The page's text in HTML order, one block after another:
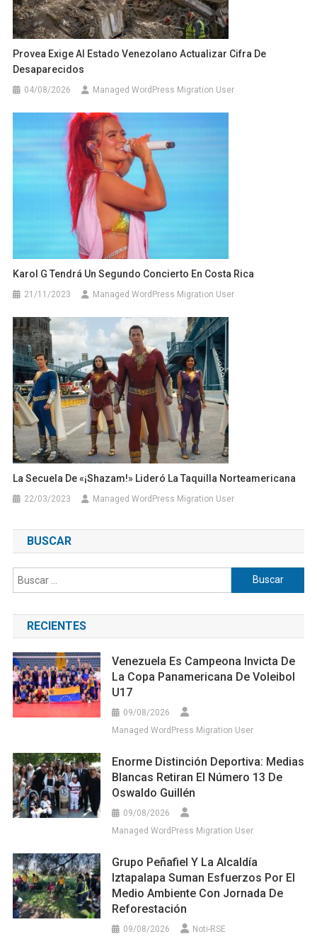
Provea Exige Al Estado Venezolano Actualizar Cifra De
Desaparecidos
04/08/2026 Managed WordPress Migration User
Karol G Tendrá Un Segundo Concierto En Costa Rica
21/11/2023 Managed WordPress Migration User
La Secuela De «¡Shazam!» Lideró La Taquilla Norteamericana
22/03/2023 Managed WordPress Migration User
BUSCAR
Buscar:
RECIENTES
Venezuela Es Campeona Invicta De
La Copa Panamericana De Voleibol
U17
09/08/2026
Managed WordPress Migration User
Enorme Distinción Deportiva: Medias
Blancas Retiran El Número 13 De
Oswaldo Guillén
09/08/2026
Managed WordPress Migration User
Grupo Peñafiel Y La Alcaldía
Iztapalapa Suman Esfuerzos Por El
Medio Ambiente Con Jornada De
Reforestación
09/08/2026 Noti-RSE